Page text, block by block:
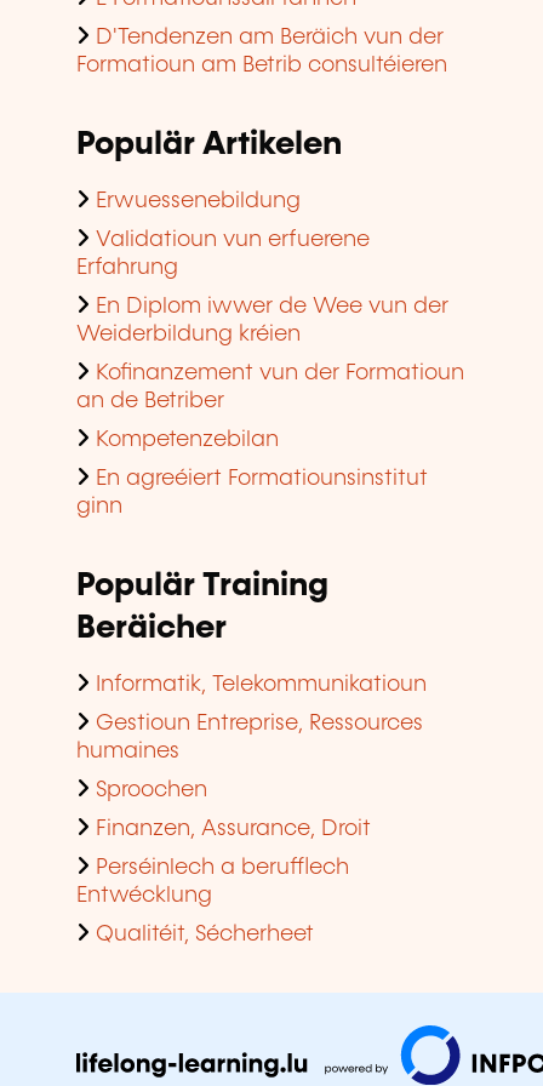
D'Tendenzen am Beräich vun der
Formatioun am Betrib consultéieren
Populär Artikelen
Erwuessenebildung
Validatioun vun erfuerene
Erfahrung
En Diplom iwwer de Wee vun der
Weiderbildung kréien
Kofinanzement vun der Formatioun
an de Betriber
Kompetenzebilan
En agreéiert Formatiounsinstitut
ginn
Populär Training
Beräicher
Informatik, Telekommunikatioun
Gestioun Entreprise, Ressources
humaines
Sproochen
Finanzen, Assurance, Droit
Perséinlech a berufflech
Entwécklung
Qualitéit, Sécherheet